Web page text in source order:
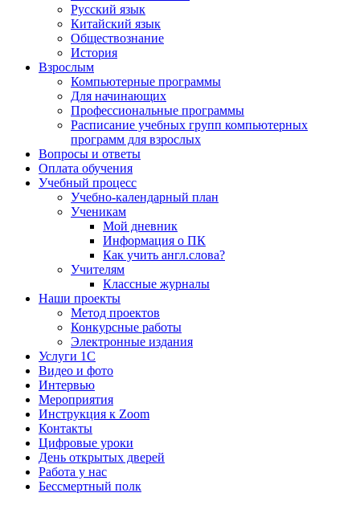
Русский язык
Китайский язык
Обществознание
История
Взрослым
Компьютерные программы
Для начинающих
Профессиональные программы
Расписание учебных групп компьютерных
программ для взрослых
Вопросы и ответы
Оплата обучения
Учебный процесс
Учебно-календарный план
Ученикам
Мой дневник
Информация о ПК
Как учить англ.слова?
Учителям
Классные журналы
Наши проекты
Метод проектов
Конкурсные работы
Электронные издания
Услуги 1C
Видео и фото
Интервью
Мероприятия
Инструкция к Zoom
Контакты
Цифровые уроки
День открытых дверей
Работа у нас
Бессмертный полк